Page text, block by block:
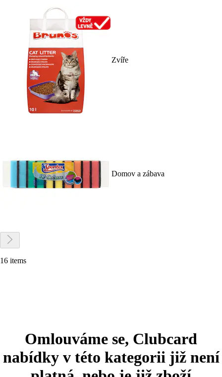
Zvíře
Domov a zábava
16 items
Omlouváme se, Clubcard
nabídky v této kategorii již není